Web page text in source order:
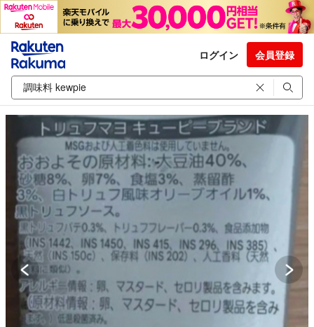
ログイン 会員登録